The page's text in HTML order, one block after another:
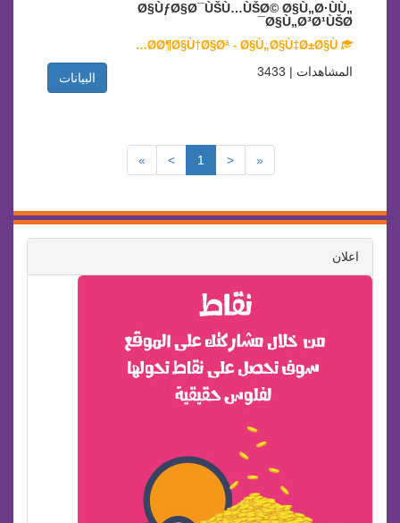
Ø§ÙƒØ§Ø¯ÙŠÙ…ÙŠØ© Ø§Ù„Ø·ÙÙ„
Ø§Ù„Ø³Ø¹ÙŠØ¯
البيانات المشاهدات | 3433
«
<
1
>
»
اعلان